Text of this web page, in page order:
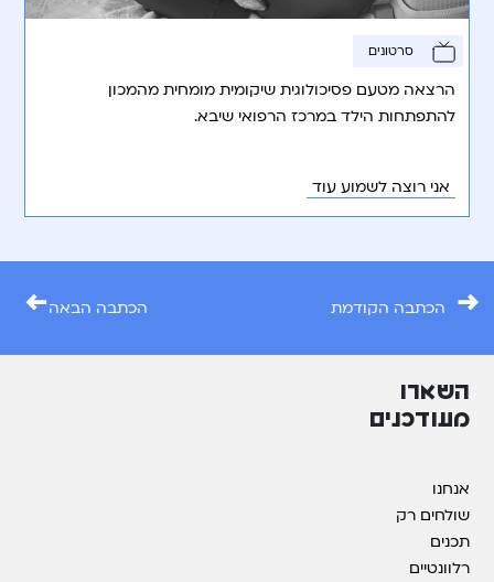
סרטונים
הרצאה מטעם פסיכולוגית שיקומית מומחית מהמכון
להתפתחות הילד במרכז הרפואי שיבא.
אני רוצה לשמוע עוד
→ הכתבה הקודמת הכתבה הבאה←
השארו
מעודכנים
אנחנו
שולחים רק
תכנים
רלוונטיים